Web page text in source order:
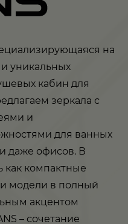
на
уникальных
кабин для
зеркала с
и
для ванных
даже офисов. В
как компактные
и модели в полный
акцентом
– сочетание